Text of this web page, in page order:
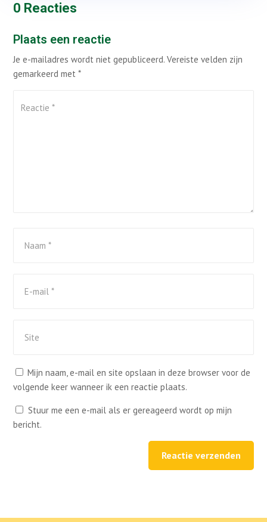
0 Reacties
Plaats een reactie
Je e-mailadres wordt niet gepubliceerd. Vereiste velden zijn
gemarkeerd met*
Mijn naam, e-mail en site opslaan in deze browser voor de
volgende keer wanneer ik een reactie plaats.
Stuur me een e-mail als er gereageerd wordt op mijn
bericht.
Reactie verzenden